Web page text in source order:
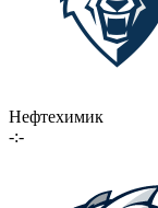
Нефтехимик
-:-